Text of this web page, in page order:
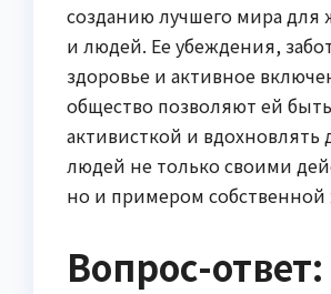
созданию лучшего мира для
и людей. Ее убеждения,
здоровье и активное
общество позволяют ей
активисткой и вдохновлять
людей не только своими
но и примером
Вопрос-ответ: